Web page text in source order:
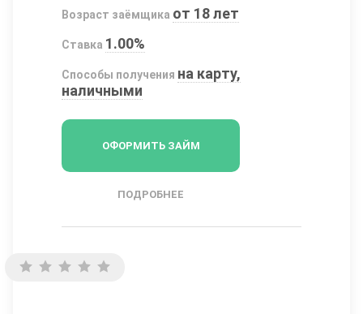
Возраст заёмщика от 18 лет
Ставка 1.00%
Способы получения на карту,
наличными
ОФОРМИТЬ ЗАЙМ
ПОДРОБНЕЕ